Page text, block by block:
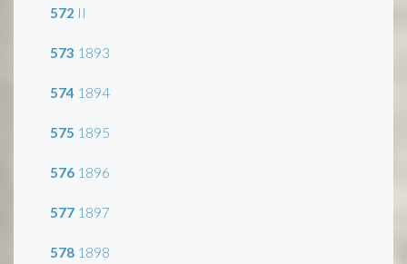
572 II
573 1893
574 1894
575 1895
576 1896
577 1897
578 1898